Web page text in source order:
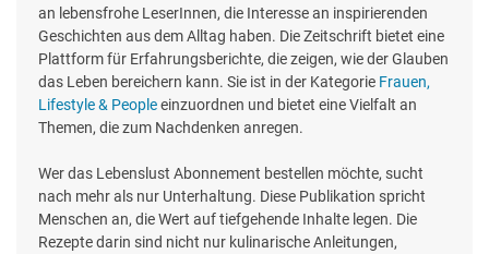
an lebensfrohe LeserInnen, die Interesse an inspirierenden
Geschichten aus dem Alltag haben. Die Zeitschrift bietet eine
Plattform für Erfahrungsberichte, die zeigen, wie der Glauben
das Leben bereichern kann. Sie ist in der Kategorie Frauen,
Lifestyle & Peopleeinzuordnen und bietet eine Vielfalt an
Themen, die zum Nachdenken anregen.
Wer das Lebenslust Abonnement bestellen möchte, sucht
nach mehr als nur Unterhaltung. Diese Publikation spricht
Menschen an, die Wert auf tiefgehende Inhalte legen. Die
Rezepte darin sind nicht nur kulinarische Anleitungen,